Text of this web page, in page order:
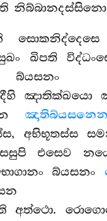
ඛිපති
ඤාතික්ඛයො
අභිභූතස්ස
එසෙව
බ්යසනං
අත්ථො.